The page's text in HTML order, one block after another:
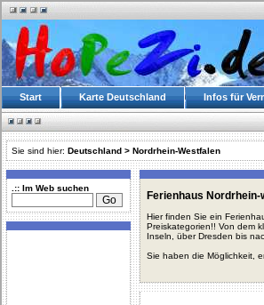
Start Karte Deutschland Infos für
Sie sind hier: Deutschland > Nordrhein-Westfalen
.:: Im Web suchen
Ferienhaus
Hier finden Sie ein
Preiskategorien!! Von dem
Inseln, über Dresden bis
Sie haben die Möglichkeit,